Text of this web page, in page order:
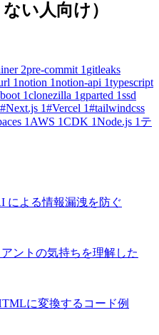
い人向け）
2pre-commit 1 gitleaks
1notion 1notion-api 1typescript
1clonezilla 1 gparted 1ssd
#Next.js 1#Vercel 1#tailwindcss
1 AWS 1CDK 1Node.js 1 テ
による情報漏洩を防ぐ
ントの気持ちを理解した
に変換するコード例